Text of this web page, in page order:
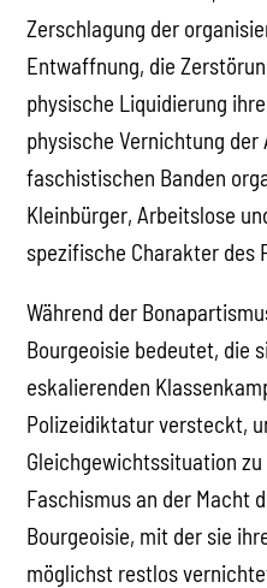
Zerschlagung der
Entwaffnung, die
physische Liquidierung
physische Vernichtung
faschistischen Banden
Kleinbürger, Arbeitslose
spezifische Charakter des
Während der
Bourgeoisie bedeutet, die
eskalierenden
Polizeidiktatur versteckt,
Gleichgewichtssituation
Faschismus an der Macht
Bourgeoisie, mit der sie
möglichst restlos